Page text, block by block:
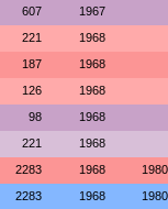
607 1967
221 1968
187 1968
126 1968
98 1968
221 1968
2283 1968 1980
2283 1968 1980